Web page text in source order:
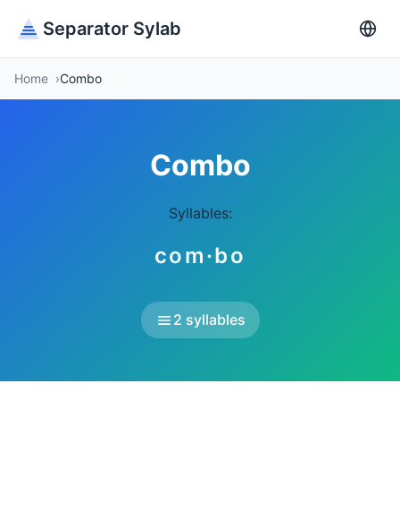
Separator Sylab
Home Combo
Combo
Syllables:
com·bo
2 syllables